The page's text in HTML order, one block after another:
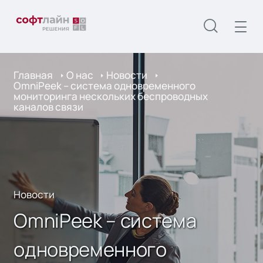
Главная О нас Новости
OmniPeek – система одновременного
мониторинга нескольких беспроводных
каналов связи
Новости
OmniPeek – система
одновременного